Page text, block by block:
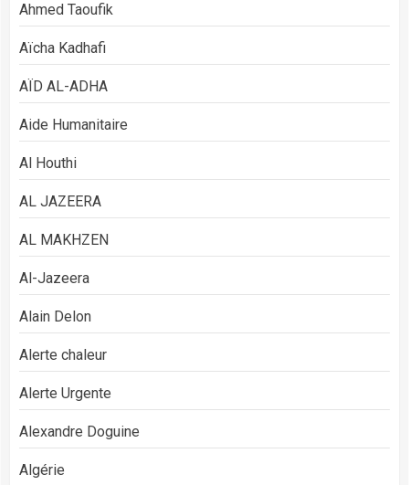
Ahmed Taoufik
Aïcha Kadhafi
AÏD AL-ADHA
Aide Humanitaire
Al Houthi
AL JAZEERA
AL MAKHZEN
Al-Jazeera
Alain Delon
Alerte chaleur
Alerte Urgente
Alexandre Doguine
Algérie